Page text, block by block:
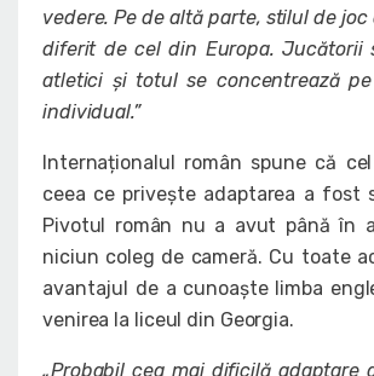
vedere. Pe de altă parte, stilul de
diferit de cel din Europa. Jucătorii
atletici și totul se concentrează
individual.”
Internaționalul român spune că
ceea ce privește adaptarea a fost
Pivotul român nu a avut până în
niciun coleg de cameră. Cu toate
avantajul de a cunoaște limba
venirea la liceul din Georgia.
„Probabil cea mai dificilă adaptare